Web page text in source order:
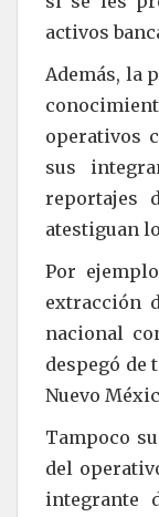
activos
Además, la
operativos
sus
reportajes
atestiguan
Por
extracción
nacional
despegó
Nuevo
Tampoco
del
integrante